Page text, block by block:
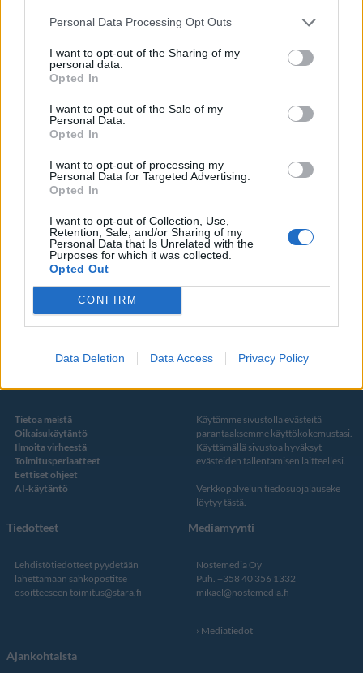
Personal Data Processing Opt Outs
I want to opt-out of the Sharing of my
personal data.
Opted In
I want to opt-out of the Sale of my
Personal Data.
Opted In
I want to opt-out of processing my
Personal Data for Targeted Advertising.
Opted In
I want to opt-out of Collection, Use,
Retention, Sale, and/or Sharing of my
Personal Data that Is Unrelated with the
Purposes for which it was collected.
Opted Out
CONFIRM
Data Deletion Data Access Privacy Policy
Lähetä uutisvinkki
RSS-ohje
Tyyliniekka
Lifestyle
Matkailu
Viihde
Autot
Digi
Some
YouTube
Twitter
Tietoa meistä
Oikaisukäytäntö
Ilmoita virheestä
Toimitusperiaatteet
Eettiset ohjeet
AI-käytäntö
Käytämme sivustolla evästeitä
parantaaksemme käyttökokemustasi.
Käyttämällä sivustoa hyväksyt
evästeiden tallentamisen laitteellesi.
Verkkopalvelun tiedosuojalauseke
löytyy tästä
Tiedotteet
Lehdistötiedotteet pyydetään
lähettämään sähköpostitse
osoitteeseen toimitus@stara.fi
Mediamyynti
Nostemedia Oy
Puh. +358 40 356 1332
mikael@nostemedia.fi
Mediatiedot
Ajankohtaista